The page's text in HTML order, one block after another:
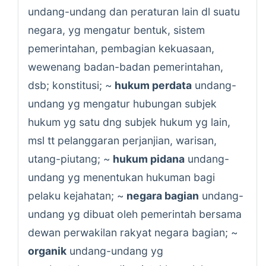
undang-undang dan peraturan lain dl suatu
negara, yg mengatur bentuk, sistem
pemerintahan, pembagian kekuasaan,
wewenang badan-badan pemerintahan,
dsb; konstitusi; ~ hukum perdata undang-
undang yg mengatur hubungan subjek
hukum yg satu dng subjek hukum yg lain,
msl tt pelanggaran perjanjian, warisan,
utang-piutang; ~ hukum pidana undang-
undang yg menentukan hukuman bagi
pelaku kejahatan; ~ negara bagian undang-
undang yg dibuat oleh pemerintah bersama
dewan perwakilan rakyat negara bagian; ~
organik undang-undang yg